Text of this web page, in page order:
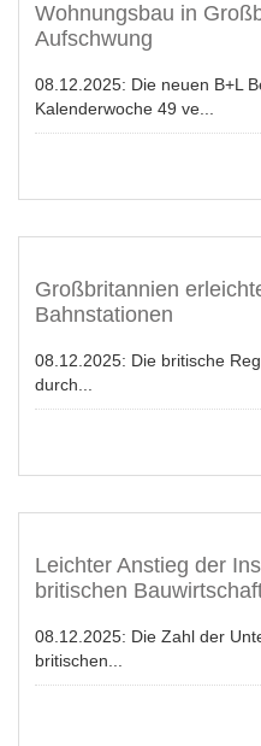
Wohnungsbau in
Aufschwung
08.12.2025: Die neuen B+L
Kalenderwoche 49 ve...
Großbritannien
Bahnstationen
08.12.2025: Die britische
durch...
Leichter Anstieg der
britischen
08.12.2025: Die Zahl der
britischen...